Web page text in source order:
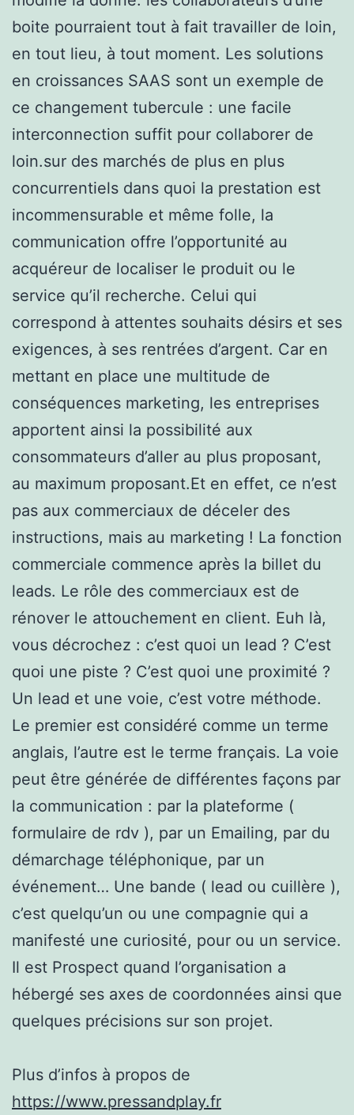
boite pourraient tout à fait travailler de loin,
en tout lieu, à tout moment. Les solutions
en croissances SAAS sont un exemple de
ce changement tubercule : une facile
interconnection suffit pour collaborer de
loin.sur des marchés de plus en plus
concurrentiels dans quoi la prestation est
incommensurable et même folle, la
communication offre l’opportunité au
acquéreur de localiser le produit ou le
service qu’il recherche. Celui qui
correspond à attentes souhaits désirs et ses
exigences, à ses rentrées d’argent. Car en
mettant en place une multitude de
conséquences marketing, les entreprises
apportent ainsi la possibilité aux
consommateurs d’aller au plus proposant,
au maximum proposant.Et en effet, ce n’est
pas aux commerciaux de déceler des
instructions, mais au marketing ! La fonction
commerciale commence après la billet du
leads. Le rôle des commerciaux est de
rénover le attouchement en client. Euh là,
vous décrochez : c’est quoi un lead ? C’est
quoi une piste ? C’est quoi une proximité ?
Un lead et une voie, c’est votre méthode.
Le premier est considéré comme un terme
anglais, l’autre est le terme français. La voie
peut être générée de différentes façons par
la communication : par la plateforme (
formulaire de rdv ), par un Emailing, par du
démarchage téléphonique, par un
événement… Une bande ( lead ou cuillère ),
c’est quelqu’un ou une compagnie qui a
manifesté une curiosité, pour ou un service.
Il est Prospect quand l’organisation a
hébergé ses axes de coordonnées ainsi que
quelques précisions sur son projet.
Plus d’infos à propos de
https://www.pressandplay.fr